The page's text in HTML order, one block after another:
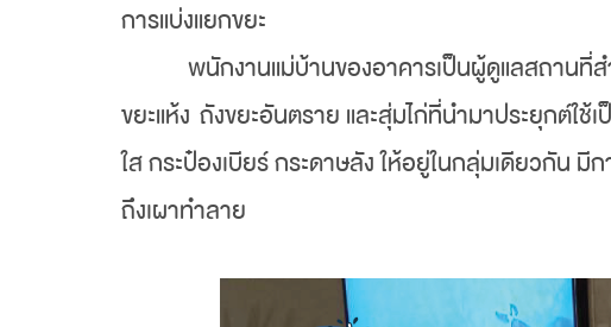
การแบ่งแยกขยะ
พนักงานแม่บ้านของอาคารเป็นผู้ดูแลสถานที่ส
ขยะแห้ง ถังขยะอันตราย และสุ่มไก่ที่นำมาประยุกต์ใช้
ใส กระป๋องเบียร์ กระดาษลัง ให้อยู่ในกลุ่มเดียวกัน มี
ถึงเผาทำลาย